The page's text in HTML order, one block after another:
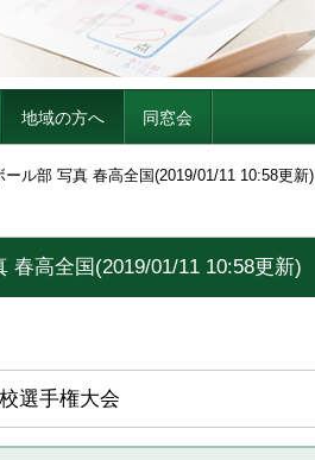
地域の方へ 同窓会
ール部 写真 春高全国(2019/01/11 10:58更新)
春高全国(2019/01/11 10:58更新)
選手権大会